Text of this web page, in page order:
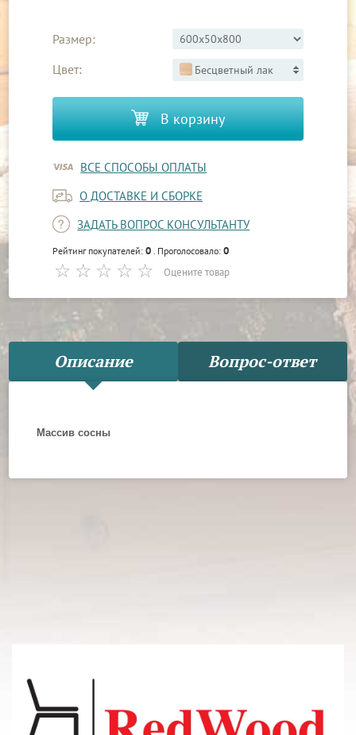
Размер:
Цвет:
Бесцветный лак
В корзину
ВСЕ СПОСОБЫ ОПЛАТЫ
О ДОСТАВКЕ И СБОРКЕ
ЗАДАТЬ ВОПРОС КОНСУЛЬТАНТУ
Рейтинг покупателей:0 . Проголосовало:0
Оцените товар
Описание Вопрос-ответ
Массив сосны